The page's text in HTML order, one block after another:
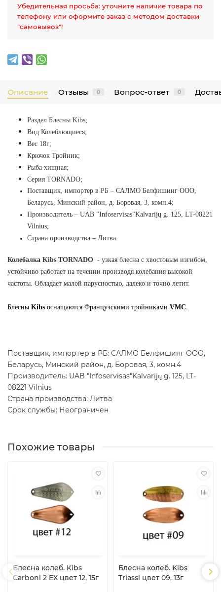
Убедительная просьба: уточните наличие товара по
телефону или оформите заказ с методом доставки
"самовывоз"!
Описание Отзывы 0 Вопрос-ответ 0
Раздел Блесны Kibs;
Вид Колеблющиеся;
Вес 18г;
Крючок Тройник;
Рыба хищная;
Серия TORNADO;
Поставщик, импортер в РБ – САЛМО Белфишинг ООО,
Беларусь, Минский район, д. Боровая, 3, комн.4;
Производитель – UAB "Infoservisas"Kalvarijų g. 125, LT-08221
Vilnius;
Страна производства – Литва.
Колебалка Kibs TORNADO - узкая блесна с хвостовым изгибом,
устойчиво работает на течении производя колебания высокой
частоты. Обладает малой парусностью, далеко и точно летит.
Блёсны Kibs оснащаются Французскими тройниками VMC
Поставщик, импортер в РБ: САЛМО Белфишинг ООО,
Беларусь, Минский район, д. Боровая, 3, комн.4
Производитель: UAB "Infoservisas"Kalvarijų g. 125, LT-
08221 Vilnius
Страна производства: Литва
Срок службы: Неограничен
Похожие товары
Блесна колеб. Kibs
Carboni 2 EX цвет 12, 15г
Блесна колеб. Kibs
Triassi цвет 09, 13г